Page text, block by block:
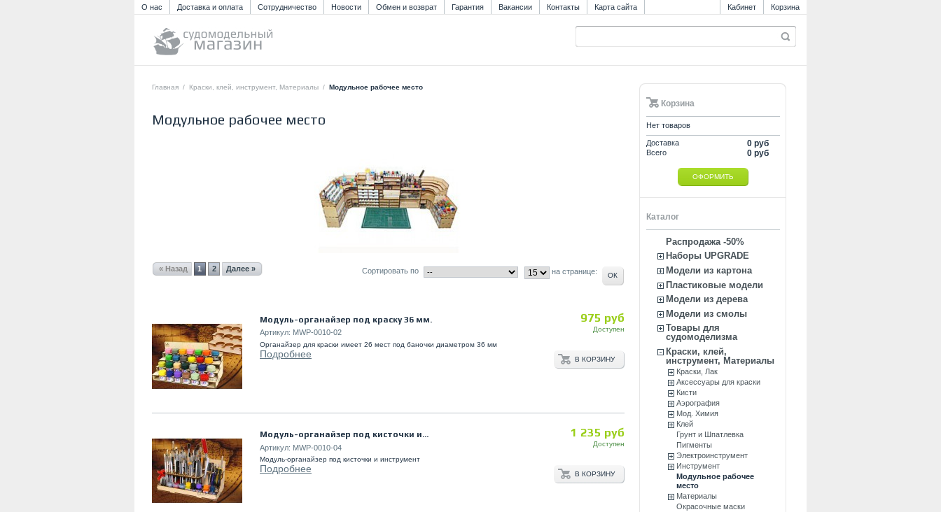
О нас Доставка и оплата Сотрудничество Новости Обмен и возврат Гарантия Вакансии Контакты Карта сайта Кабинет Корзина
Главная / Краски, клей, инструмент, Материалы / Модульное рабочее место
Модульное рабочее место
« Назад 1 2 Далее » на странице:
Сортировать по
Модуль-органайзер под краску 36 мм.
Артикул: MWP-0010-02
Органайзер для краски имеет 26 мест под баночки диаметром 36 мм
Подробнее
975 руб
Доступен
В КОРЗИНУ
Модуль-органайзер под кисточки и...
Артикул: MWP-0010-04
Модуль-органайзер под кисточки и инструмент
Подробнее
1 235 руб
Доступен
В КОРЗИНУ
Корзина
Нет товаров
Доставка 0 руб
Всего 0 руб
ОФОРМИТЬ
Каталог
Распродажа -50%
Наборы UPGRADE
Модели из картона
Пластиковые модели
Модели из дерева
Модели из смолы
Товары для
судомоделизма
Краски, клей,
инструмент, Материалы
Краски, Лак
Аксессуары для краски
Кисти
Аэрография
Мод. Химия
Клей
Грунт и Шпатлевка
Пигменты
Электроинструмент
Инструмент
Модульное рабочее
место
Материалы
Окрасочные маски